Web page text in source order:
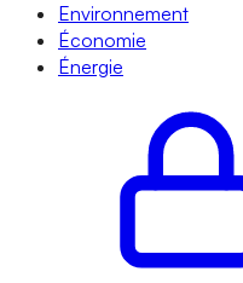
Environnement
Économie
Énergie